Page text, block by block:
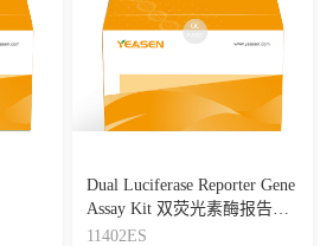
Dual Luciferase Reporter Gene
Assay Kit 双荧光素酶报告基
因检测试剂盒
11402ES